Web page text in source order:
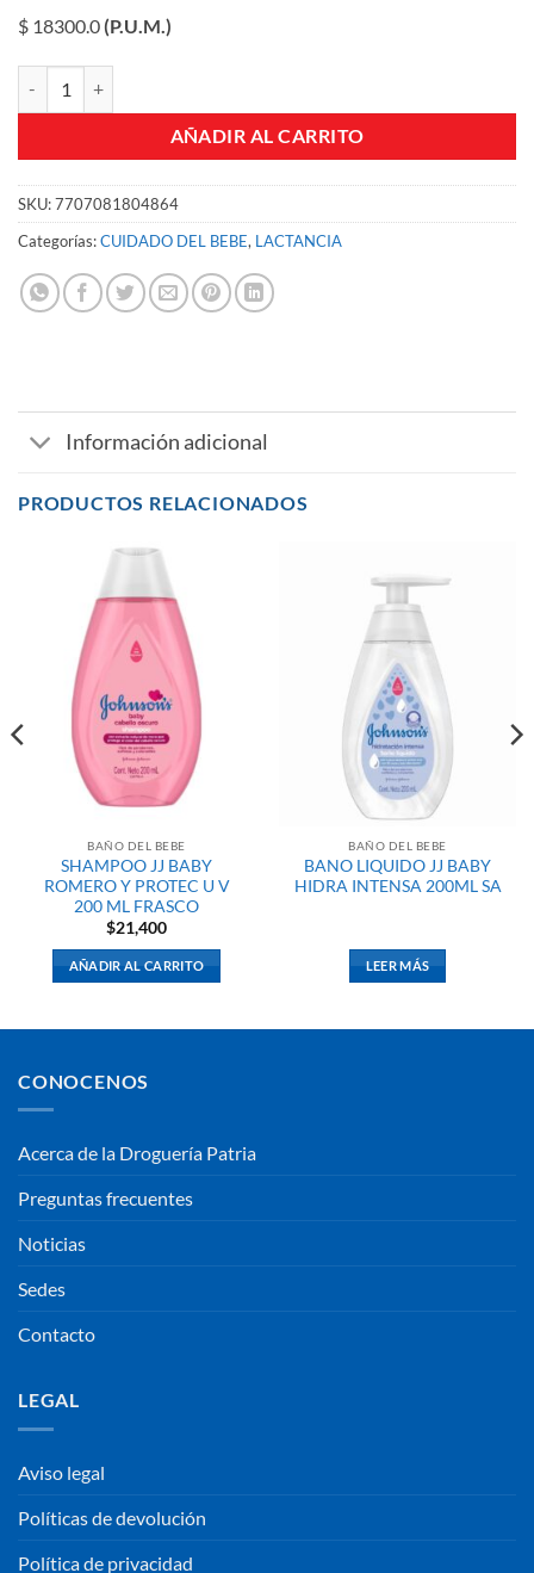
$ 18300.0(P.U.M.)
AÑADIR AL CARRITO
SKU:7707081804864
Categorías:CUIDADO DEL BEBE, LACTANCIA
Información adicional
PRODUCTOS RELACIONADOS
BAÑO DEL BEBE
SHAMPOO JJ BABY
ROMERO Y PROTEC U V
200 ML FRASCO
$21,400
AÑADIR AL CARRITO
BAÑO DEL BEBE
BANO LIQUIDO JJ BABY
HIDRA INTENSA 200ML SA
LEER MÁS
CONOCENOS
Acerca de la Droguería Patria
Preguntas frecuentes
Noticias
Sedes
Contacto
LEGAL
Aviso legal
Políticas de devolución
Política de privacidad